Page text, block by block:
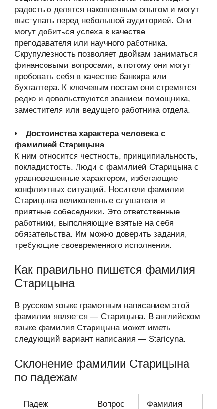
радостью делятся накопленным опытом и могут
выступать перед небольшой аудиторией. Они
могут добиться успеха в качестве
преподавателя или научного работника.
Скрупулезность позволяет двойкам заниматься
финансовыми вопросами, а потому они могут
пробовать себя в качестве банкира или
бухгалтера. К ключевым постам они стремятся
редко и довольствуются званием помощника,
заместителя или ведущего работника отдела.
Достоинства характера человека с
фамилией Старицына.
К ним относится честность, принципиальность,
покладистость. Люди с фамилией Старицына с
уравновешенные характером, избегающие
конфликтных ситуаций. Носители фамилии
Старицына великолепные слушатели и
приятные собеседники. Это ответственные
работники, выполняющие взятые на себя
обязательства. Им можно доверить задания,
требующие своевременного исполнения.
Как правильно пишется фамилия
Старицына
В русском языке грамотным написанием этой
фамилии является — Старицына. В английском
языке фамилия Старицына может иметь
следующий вариант написания — Staricyna.
Склонение фамилии Старицына
по падежам
Падеж Вопрос Фамилия